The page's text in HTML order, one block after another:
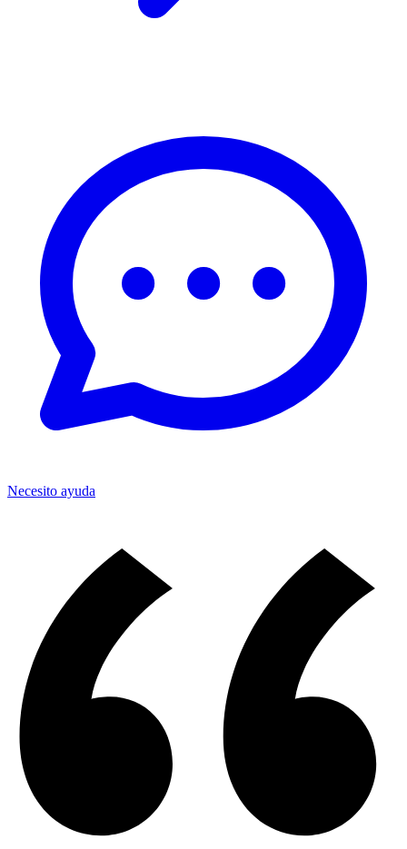
Necesito ayuda